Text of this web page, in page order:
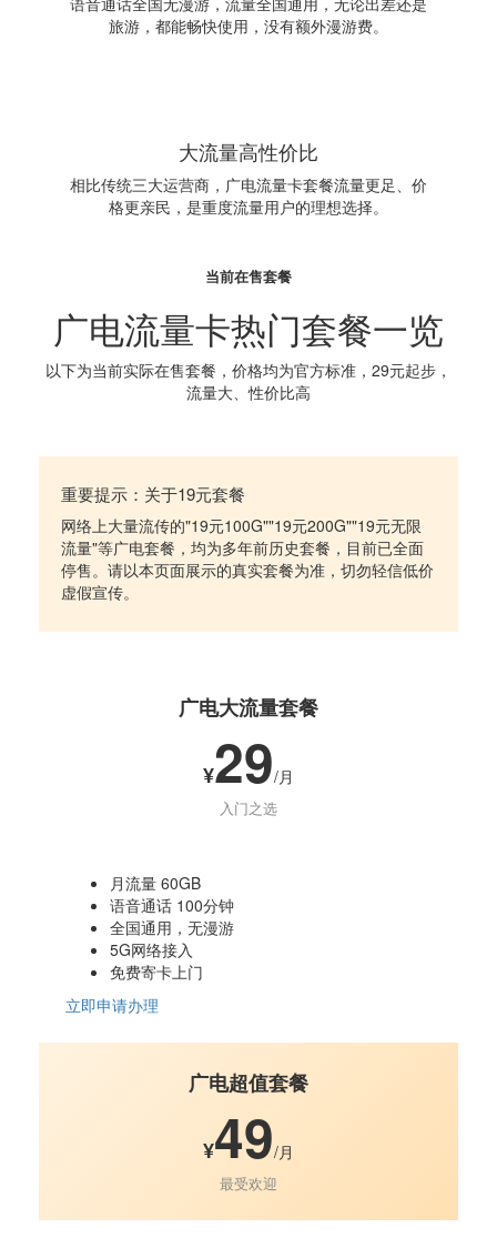
旅游，都能畅快使用，没有额外漫游费。
大流量高性价比
相比传统三大运营商，广电流量卡套餐流量更足、价
格更亲民，是重度流量用户的理想选择。
当前在售套餐
广电流量卡热门套餐一览
以下为当前实际在售套餐，价格均为官方标准，29元起步，
流量大、性价比高
重要提示：关于19元套餐
网络上大量流传的"19元100G""19元200G""19元无限
流量"等广电套餐，均为多年前历史套餐，目前已全面
停售。请以本页面展示的真实套餐为准，切勿轻信低价
虚假宣传。
广电大流量套餐
¥29/月
入门之选
月流量 60GB
语音通话 100分钟
全国通用，无漫游
5G网络接入
免费寄卡上门
立即申请办理
广电超值套餐
¥49/月
最受欢迎